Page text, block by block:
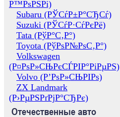
Р™РѕРЅРі)
Subaru (РЎСѓР±Р°СЂСѓ)
Suzuki (РЎСѓР·СѓРєРё)
Tata (РўР°С‚Р°)
Toyota (РўРѕР№РѕС‚Р°)
Volkswagen
(Р¤РѕР»СЊРєСЃРІР°РіРµРЅ)
Volvo (Р’РѕР»СЊРІРѕ)
ZX Landmark
(Р›РµРЅРґРјР°СЂРє)
Отечественные авто